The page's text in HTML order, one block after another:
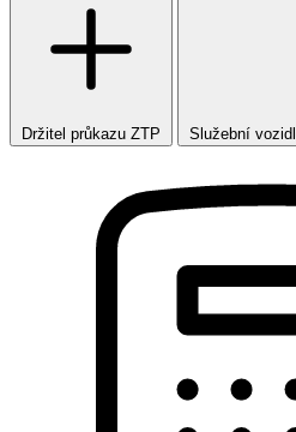
Držitel průkazu ZTP Služební